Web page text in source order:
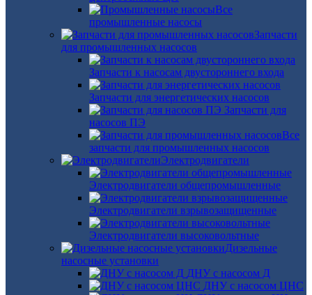
Все
промышленные насосы
Запчасти
для промышленных насосов
Запчасти к насосам двустороннего входа
Запчасти для энергетических насосов
Запчасти для
насосов ПЭ
Все
запчасти для промышленных насосов
Электродвигатели
Электродвигатели общепромышленные
Электродвигатели взрывозащищенные
Электродвигатели высоковольтные
Дизельные
насосные установки
ДНУ с насосом Д
ДНУ с насосом ЦНС